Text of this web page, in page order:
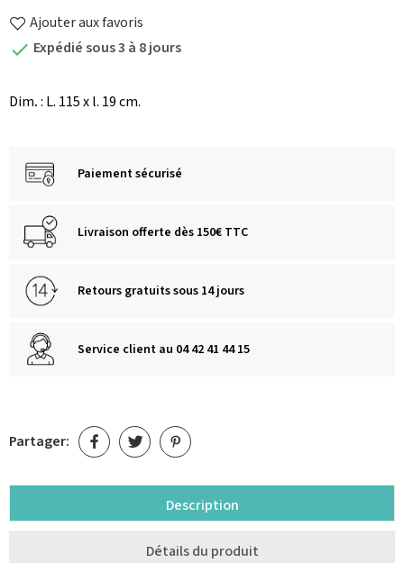
Ajouter aux favoris
 Expédié sous 3 à 8 jours
Dim.: L. 115 x l. 19 cm.
Paiement sécurisé
Livraison offerte dès 150€ TTC
Retours gratuits sous 14 jours
Service client au 04 42 41 44 15
Partager:
Description
Détails du produit